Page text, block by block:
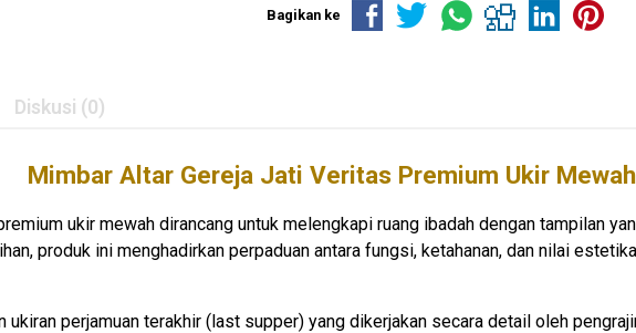
Bagikan ke
Diskusi (0)
Mimbar Altar Gereja Jati Veritas Premium Ukir
ukir mewah dirancang untuk melengkapi ruang ibadah dengan tampilan
produk ini menghadirkan perpaduan antara fungsi, ketahanan, dan nilai
ukiran perjamuan terakhir (last supper) yang dikerjakan secara detail oleh